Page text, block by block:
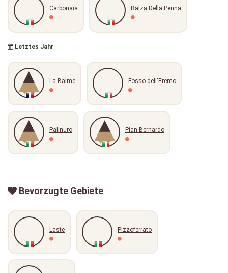
Carbonaia Balza Della Penna
Letztes Jahr
La Balme Fosso dell'Eremo
Palinuro Pian Bernardo
Bevorzugte Gebiete
Laste Pizzoferrato